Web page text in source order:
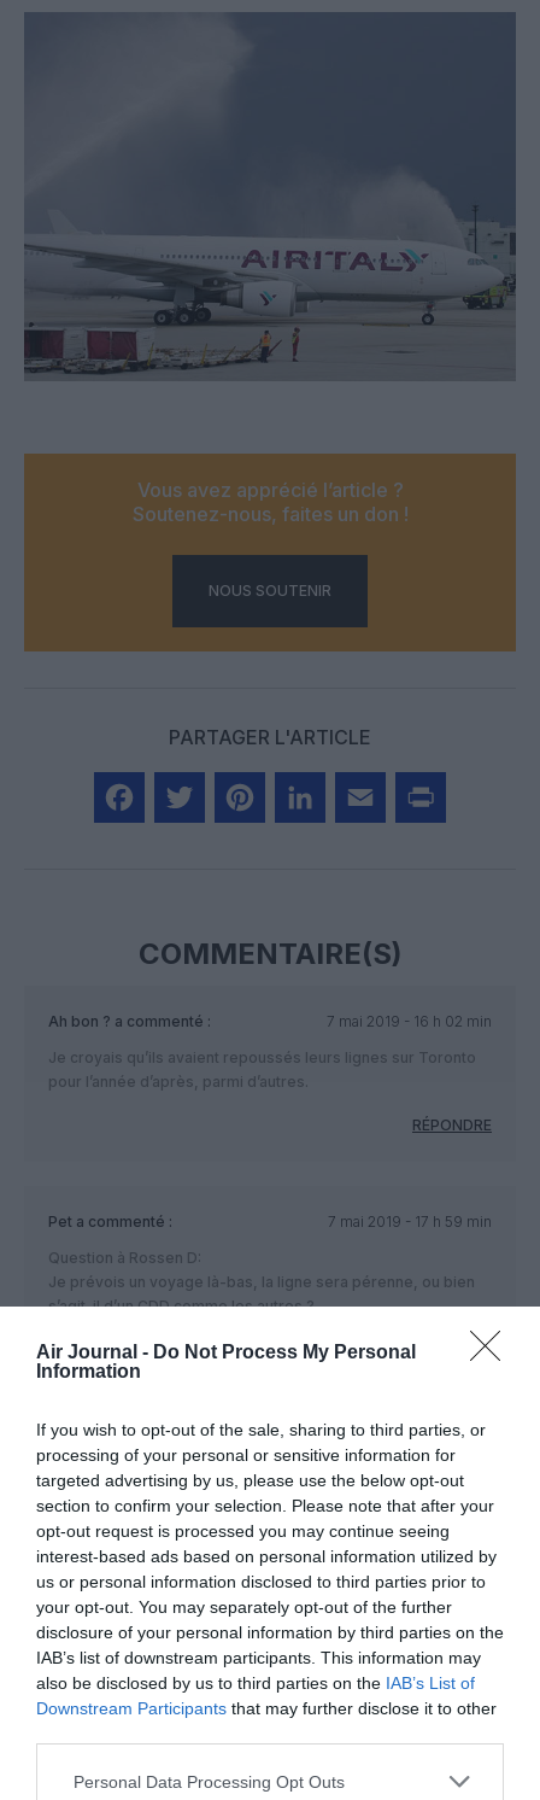
Air Journal - Do Not Process My Personal
Information
If you wish to opt-out of the sale, sharing to third parties, or
processing of your personal or sensitive information for
targeted advertising by us, please use the below opt-out
section to confirm your selection. Please note that after your
opt-out request is processed you may continue seeing
interest-based ads based on personal information utilized by
us or personal information disclosed to third parties prior to
your opt-out. You may separately opt-out of the further
disclosure of your personal information by third parties on the
IAB’s list of downstream participants. This information may
also be disclosed by us to third parties on the IAB’s List of
Downstream Participants that may further disclose it to other
Personal Data Processing Opt Outs
Vous avez apprécié l’article ?
Soutenez-nous, faites un don !
NOUS SOUTENIR
PARTAGER L'ARTICLE
COMMENTAIRE(S)
Ah bon ? a commenté :
7 mai 2019 - 16 h 02 min
Je croyais qu’ils avaient repoussés leurs lignes sur Toronto
pour l’année d’après, parmi d’autres.
RÉPONDRE
Pet a commenté :
7 mai 2019 - 17 h 59 min
Question à Rossen D:
Je prévois un voyage là-bas, la ligne sera pérenne, ou bien
s’agit-il d’un CDD comme les autres ?
RÉPONDRE
Torontoa commenté :
7 mai 2019 - 19 h 30
min
Prenez le temps de lire l’article au lieu de vous livrer
à la critique systématique.
Et si vous ne savez pas ce qu’est une liaison
saisonnière, achetez vous un dictionnaire et un
calendrier !
RÉPONDRE